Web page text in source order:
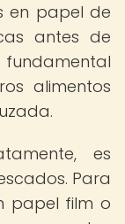
en papel de
antes de
alimentos
es
Para
papel film o